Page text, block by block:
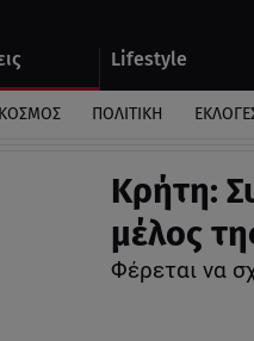
Lifestyle
ΚΟΣΜΟΣ ΠΟΛΙΤΙΚΗ
Κρήτη:
μέλος
Φέρεται να